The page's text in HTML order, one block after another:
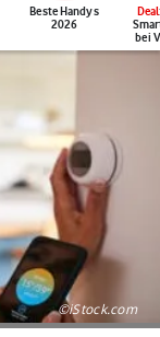
Beste Handys
2026
Deal
bei
©iStock.com